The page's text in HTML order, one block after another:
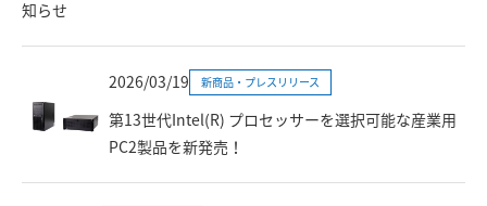
知らせ
2026/03/19 新商品・プレスリリース
第13世代Intel(R) プロセッサーを選択可能な産業用
PC2製品を新発売！